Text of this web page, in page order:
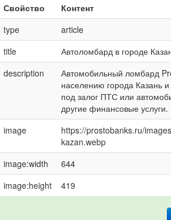
Свойство
Контент
type
article
title
Автоломбард в городе
description
Автомобильный ломбард
населению города Казань
под залог ПТС или
другие финансовые услуги.
image
https://prostobanks.ru/
kazan.webp
image:width
644
image:height
419